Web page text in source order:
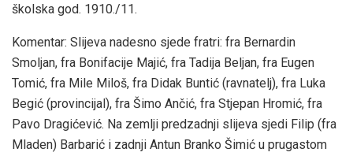
školska god. 1910./11.
Komentar: Slijeva nadesno sjede fratri: fra Bernardin
Smoljan, fra Bonifacije Majić, fra Tadija Beljan, fra Eugen
Tomić, fra Mile Miloš, fra Didak Buntić (ravnatelj), fra Luka
Begić (provincijal), fra Šimo Ančić, fra Stjepan Hromić, fra
Pavo Dragićević. Na zemlji predzadnji slijeva sjedi Filip (fra
Mladen) Barbarić i zadnji Antun Branko Šimić u prugastom